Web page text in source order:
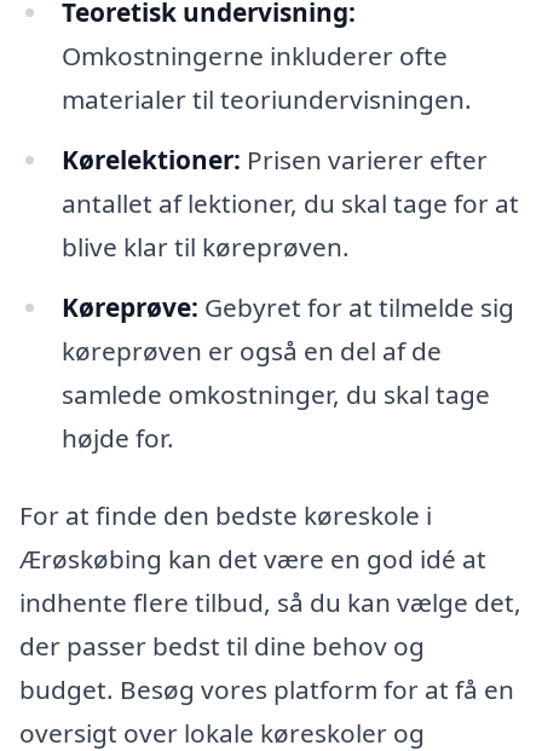
Teoretisk undervisning:
Omkostningerne inkluderer ofte
materialer til teoriundervisningen.
Kørelektioner: Prisen varierer efter
antallet af lektioner, du skal tage for at
blive klar til køreprøven.
Køreprøve: Gebyret for at tilmelde sig
køreprøven er også en del af de
samlede omkostninger, du skal tage
højde for.
For at finde den bedste køreskole i
Ærøskøbing kan det være en god idé at
indhente flere tilbud, så du kan vælge det,
der passer bedst til dine behov og
budget. Besøg vores platform for at få en
oversigt over lokale køreskoler og